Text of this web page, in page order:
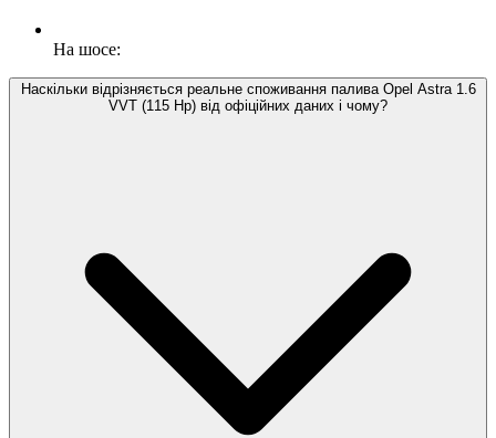
На шосе:
Наскільки відрізняється реальне споживання палива Opel Astra 1.6
VVT (115 Hp) від офіційних даних і чому?